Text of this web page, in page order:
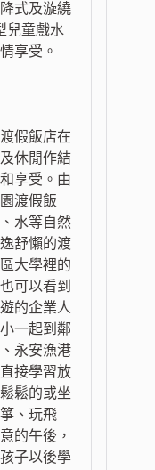
式及漩繞
兒童戲水
享受。
假飯店在
休閒作結
享受。由
渡假飯
水等自然
舒懶的渡
大學裡的
可以看到
的企業人
一起到鄰
永安漁港
接學習放
鬆的或坐
、玩飛
的午後，
子以後學